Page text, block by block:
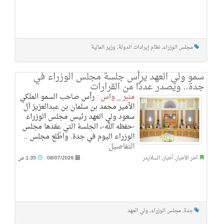
مجلس الوزراء, نظام إيرادات الدولة, وزير المالية
سمو ولي العهد يرأس جلسة مجلس الوزراء في
جدة.. ويصدر عددًا من القرارات
منبر _ واس :رأس صاحب السمو الملكي
الأمير محمد بن سلمان بن عبدالعزيز آل
سعود ولي العهد رئيس مجلس الوزراء
-حفظه الله-، الجلسة التي عقدها مجلس
الوزراء اليوم في جدة. واطّلع مجلس ..
التفاصيل
آخر الأخبار, أخبار, السلايدر 08/07/2026
جدة, مجلس الوزراء, ولي العهد